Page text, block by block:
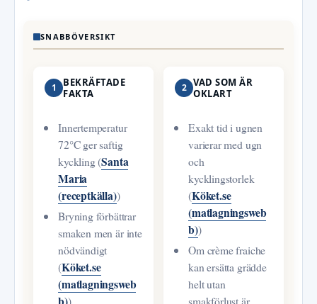
SNABBÖVERSIKT
1
BEKRÄFTADE
FAKTA
Innertemperatur
72°C ger saftig
kyckling (Santa
Maria
(receptkälla))
Bryning förbättrar
smaken men är inte
nödvändigt
(Köket.se
(matlagningsweb
)
2 VAD SOM ÄR
OKLART
Exakt tid i ugnen
varierar med ugn
och
kycklingstorlek
(Köket.se
(matlagningsweb
b))
Om crème fraiche
kan ersätta grädde
helt utan
smakförlust är